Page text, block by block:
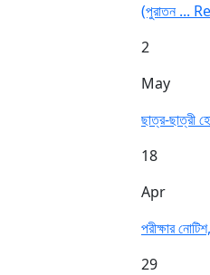
(পুরাতন ...
2
May
ছাত্র-ছাত্রী
18
Apr
পরীক্ষার
29